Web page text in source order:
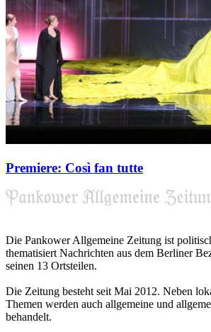
Premiere: Così fan tutte
Die Pankower Allgemeine Zeitung ist
thematisiert Nachrichten aus dem Berliner
seinen 13 Ortsteilen.
Die Zeitung besteht seit Mai 2012. Neben
Themen werden auch allgemeine und
behandelt.